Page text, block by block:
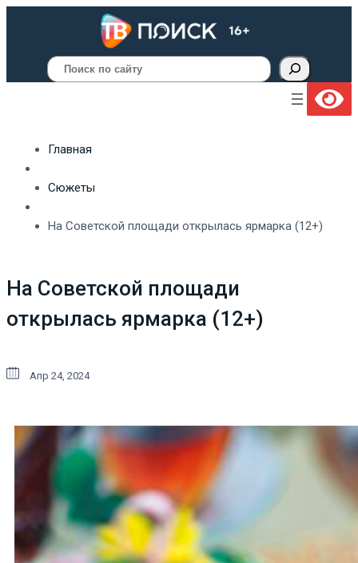
Поиск
Главная
Сюжеты
На Советской площади открылась ярмарка (12+)
На Советской площади
открылась ярмарка (12+)
Апр 24, 2024